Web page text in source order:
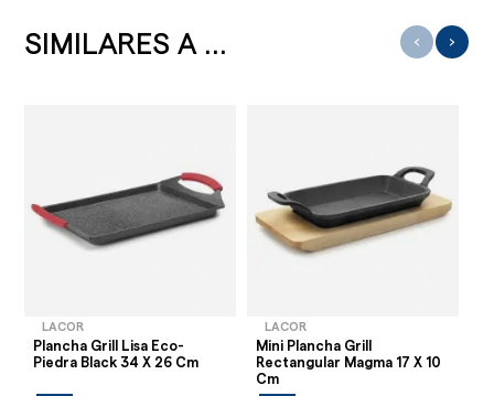
SIMILARES A ...
LACOR
Plancha Grill Lisa Eco-
Piedra Black 34 X 26 Cm
LACOR
Mini Plancha Grill
Rectangular Magma 17 X 10
Cm
‹ ›